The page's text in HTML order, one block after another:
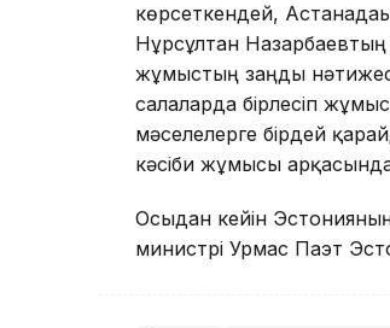
көрсеткендей,
Нұрсұлтан Назарбаевтың
жұмыстың заңды
салаларда бірлесіп
мәселелерге бірдей
кәсіби жұмысы арқасында
Осыдан кейін
министрі Урмас Паэт